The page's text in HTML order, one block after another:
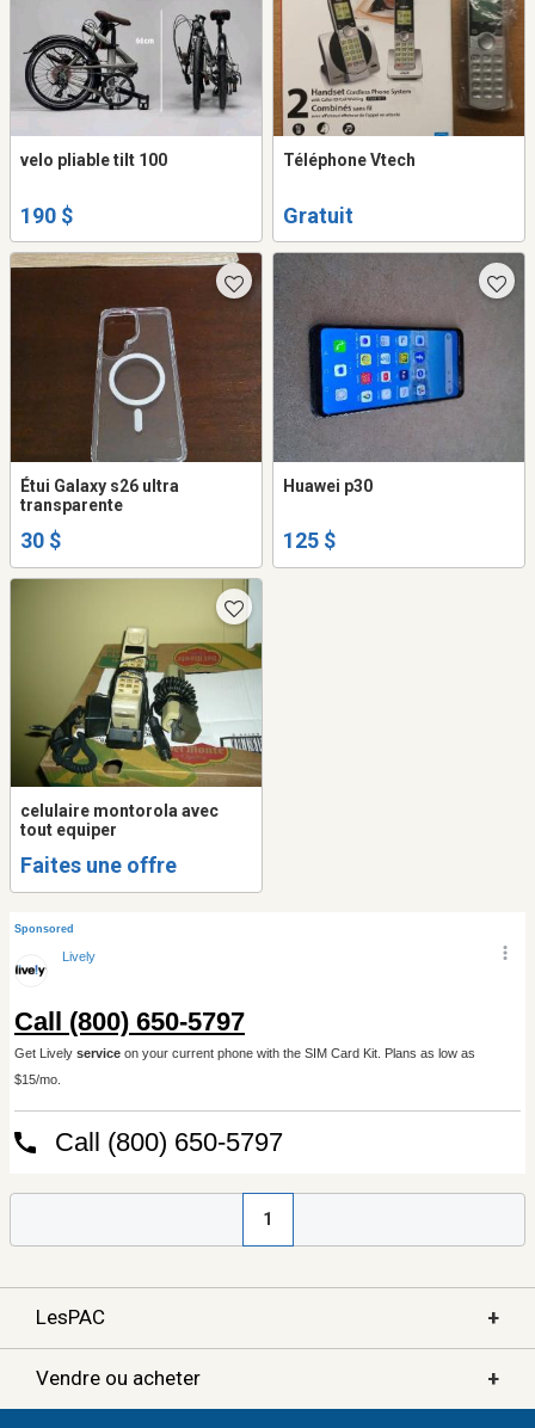
velo pliable tilt 100
190 $
Téléphone Vtech
Gratuit
Étui Galaxy s26 ultra
transparente
30 $
Huawei p30
125 $
celulaire montorola avec
tout equiper
Faites une offre
1
LesPAC +
Vendre ou acheter +